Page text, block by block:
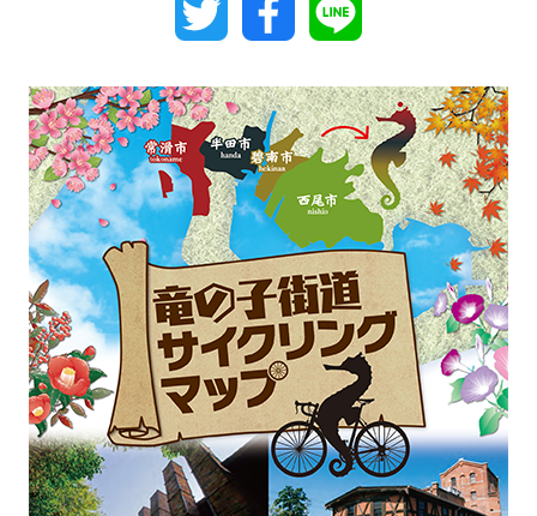
Twitter Facebook